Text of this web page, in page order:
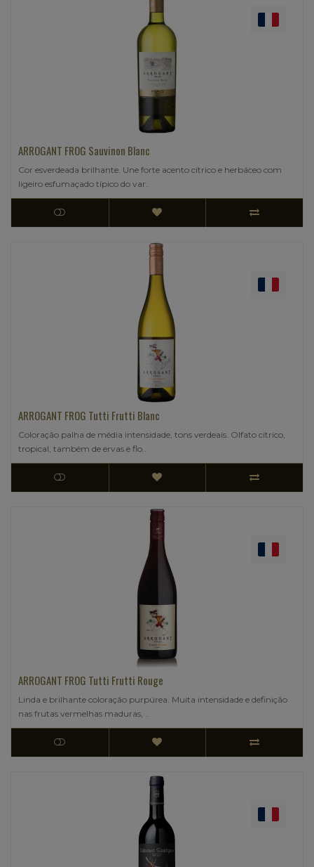
ARROGANT FROG Sauvinon Blanc
Cor esverdeada brilhante. Une forte acento cítrico e herbáceo com
ligeiro esfumaçado típico do var..
ARROGANT FROG Tutti Frutti Blanc
Coloração palha de média intensidade, tons verdeais. Olfato cítrico,
tropical, também de ervas e flo..
ARROGANT FROG Tutti Frutti Rouge
Linda e brilhante coloração purpúrea. Muita intensidade e definição
nas frutas vermelhas maduras, ..